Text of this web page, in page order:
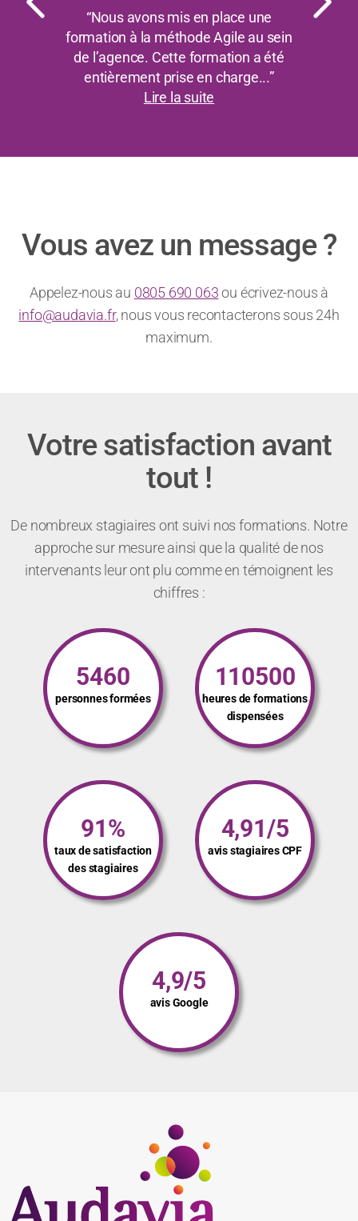
“Nous avons le plaisir de collaborer
avec Audavia depuis 2012 ! Une
relation de confiance s’est instaurée
dès la mise en place d...”
Vous avez un message ?
Appelez-nous au 0805 690 063ou écrivez-nous à
info@audavia.fr, nous vous recontacterons sous 24h
maximum.
Votre satisfaction avant
tout !
De nombreux stagiaires ont suivi nos formations. Notre
approche sur mesure ainsi que la qualité de nos
intervenants leur ont plu comme en témoignent les
chiffres :
5460
personnes formées
110500
heures de formations
dispensées
91%
taux de satisfaction
des stagiaires
4,91/5
avis stagiaires CPF
4,9/5
avis Google